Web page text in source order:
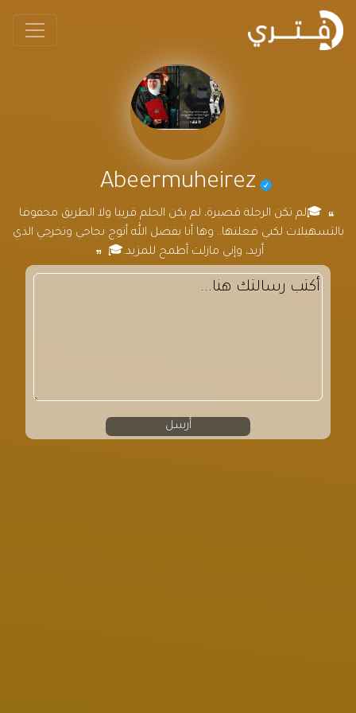
Abeermuheirez
🎓لم تكن الرحلة قصيرة، لم يكن الحلم قريبا ولا الطريق محفوفا
بالتسهيلات لكني فعلتها.. وها أنا بفضل الله أتوج نجاحي وتخرجي الذي
أريد، وإني مازلت أطمح للمزيد.🎓